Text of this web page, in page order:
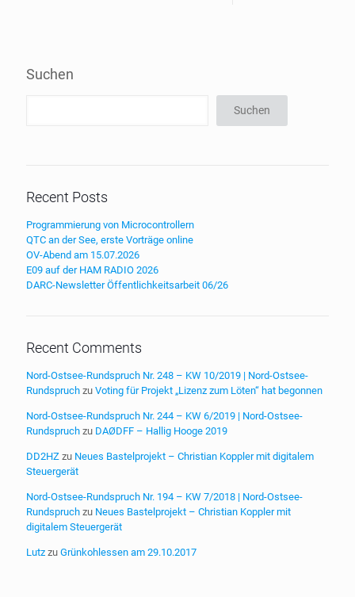
Suchen
Suchen
Recent Posts
Programmierung von Microcontrollern
QTC an der See, erste Vorträge online
OV-Abend am 15.07.2026
E09 auf der HAM RADIO 2026
DARC-Newsletter Öffentlichkeitsarbeit 06/26
Recent Comments
Nord-Ostsee-Rundspruch Nr. 248 – KW 10/2019 | Nord-Ostsee-
Rundspruch zu Voting für Projekt „Lizenz zum Löten“ hat begonnen
Nord-Ostsee-Rundspruch Nr. 244 – KW 6/2019 | Nord-Ostsee-
Rundspruch zu DAØDFF – Hallig Hooge 2019
DD2HZ zu Neues Bastelprojekt – Christian Koppler mit digitalem
Steuergerät
Nord-Ostsee-Rundspruch Nr. 194 – KW 7/2018 | Nord-Ostsee-
Rundspruch zu Neues Bastelprojekt – Christian Koppler mit
digitalem Steuergerät
Lutz zu Grünkohlessen am 29.10.2017